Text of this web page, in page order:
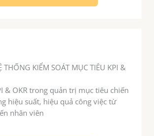
THỐNG KIỂM SOÁT MỤC TIÊU KPI &
& OKR trong quản trị mục tiêu chiến
hiệu suất, hiệu quả công việc từ
nhân viên